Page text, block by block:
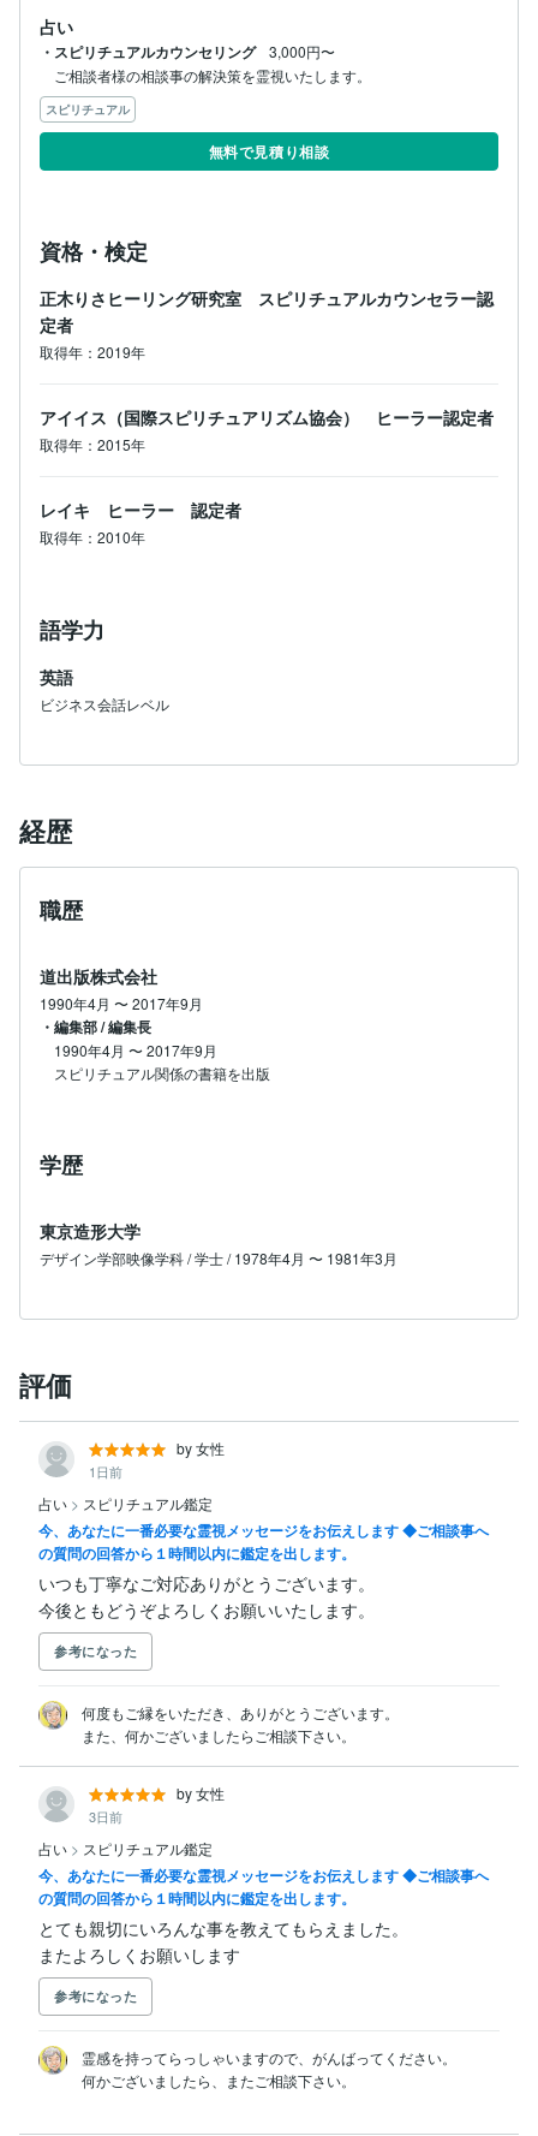
占い
・スピリチュアルカウンセリング
3,000円〜
ご相談者様の相談事の解決策を霊視いたします。
スピリチュアル
無料で見積り相談
資格・検定
正木りさヒーリング研究室 スピリチュアルカウンセラー認
定者
取得年：2019年
アイイス（国際スピリチュアリズム協会） ヒーラー認定者
取得年：2015年
レイキ ヒーラー 認定者
取得年：2010年
語学力
英語
ビジネス会話レベル
経歴
職歴
道出版株式会社
1990年4月 〜2017年9月
・編集部 / 編集長
1990年4月 〜2017年9月
スピリチュアル関係の書籍を出版
学歴
東京造形大学
デザイン学部映像学科 / 学士 / 1978年4月 〜 1981年3月
評価
by 女性
1日前
占い > スピリチュアル鑑定
今、あなたに一番必要な霊視メッセージをお伝えします ◆ご相談事へ
の質問の回答から１時間以内に鑑定を出します。
いつも丁寧なご対応ありがとうございます。
今後ともどうぞよろしくお願いいたします。
参考になった
何度もご縁をいただき、ありがとうございます。
また、何かございましたらご相談下さい。
by 女性
3日前
占い > スピリチュアル鑑定
今、あなたに一番必要な霊視メッセージをお伝えします ◆ご相談事へ
の質問の回答から１時間以内に鑑定を出します。
とても親切にいろんな事を教えてもらえました。
またよろしくお願いします
参考になった
霊感を持ってらっしゃいますので、がんばってください。